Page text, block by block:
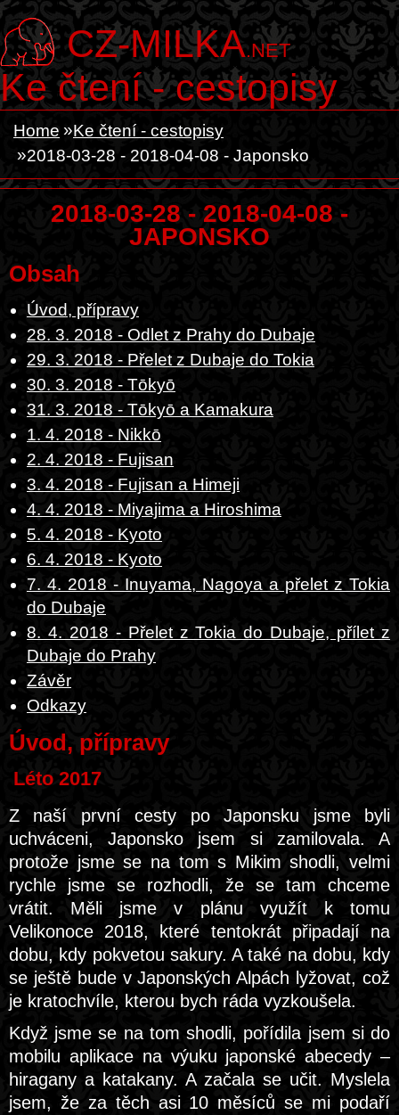
CZ-MILKA.NET
Ke čtení - cestopisy
Home
Ke čtení - cestopisy
2018-03-28 - 2018-04-08 - Japonsko
2018-03-28 - 2018-04-08 -
JAPONSKO
Obsah
Úvod, přípravy
28. 3. 2018 - Odlet z Prahy do Dubaje
29. 3. 2018 - Přelet z Dubaje do Tokia
30. 3. 2018 - Tōkyō
31. 3. 2018 - Tōkyō a Kamakura
1. 4. 2018 - Nikkō
2. 4. 2018 - Fujisan
3. 4. 2018 - Fujisan a Himeji
4. 4. 2018 - Miyajima a Hiroshima
5. 4. 2018 - Kyoto
6. 4. 2018 - Kyoto
7. 4. 2018 - Inuyama, Nagoya a přelet z Tokia
do Dubaje
8. 4. 2018 - Přelet z Tokia do Dubaje, přílet z
Dubaje do Prahy
Závěr
Odkazy
Úvod, přípravy
Léto 2017
Z naší první cesty po Japonsku jsme byli
uchváceni, Japonsko jsem si zamilovala. A
protože jsme se na tom s Mikim shodli, velmi
rychle jsme se rozhodli, že se tam chceme
vrátit. Měli jsme v plánu využít k tomu
Velikonoce 2018, které tentokrát připadají na
dobu, kdy pokvetou sakury. A také na dobu, kdy
se ještě bude v Japonských Alpách lyžovat, což
je kratochvíle, kterou bych ráda vyzkoušela.
Když jsme se na tom shodli, pořídila jsem si do
mobilu aplikace na výuku japonské abecedy –
hiragany a katakany. A začala se učit. Myslela
jsem, že za těch asi 10 měsíců se mi podaří